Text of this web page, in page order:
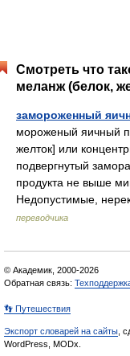
Смотреть что
меланж (белок,
замороженный
мороженый яичный
желток] или
подвергнутый
продукта не выше
Недопустимые,
переводчика
© Академик, 2000-2026
Обратная связь:
👣 Путешествия
Экспорт словарей на сайты ,
WordPress, MODx.